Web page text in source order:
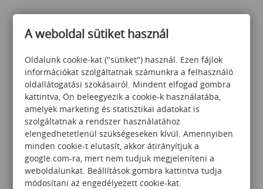
TA a munkahelyen –
felelősségvállalás és
önállóság erősítése a
Tranzakcióanalízis
segítésével
120 000Ft
A weboldal sütiket használ
Oldalunk cookie-kat ("sütiket") használ. Ezen fájlok
információkat szolgáltatnak számunkra a felhasználó
oldallátogatási szokásairól. Mindent elfogad gombra
kattintva, Ön beleegyezik a cookie-k használatába,
amelyek marketing és statisztikai adatokat is
szolgáltatnak a rendszer használatához
elengedhetetlenül szükségeseken kívül. Amennyiben
minden cookie-t elutasít, akkor átirányítjuk a
google.com-ra, mert nem tudjuk megjeleníteni a
weboldalunkat. Beállítások gombra kattintva tudja
módosítani az engedélyezett cookie-kat.